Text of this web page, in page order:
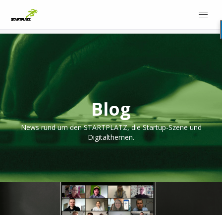
Blog
News rund um den STARTPLATZ, die Startup-Szene und
Digitalthemen.